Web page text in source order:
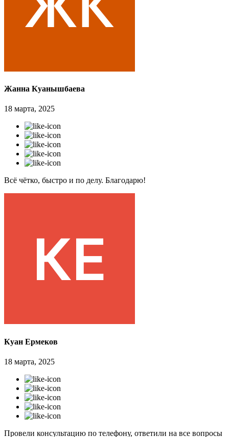
Жанна Куанышбаева
18 марта, 2025
Всё чётко, быстро и по делу. Благодарю!
Куан Ермеков
18 марта, 2025
Провели консультацию по телефону, ответили на все вопросы